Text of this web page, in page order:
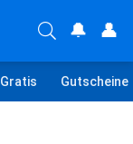
🔔 👤
Gratis Gutscheine